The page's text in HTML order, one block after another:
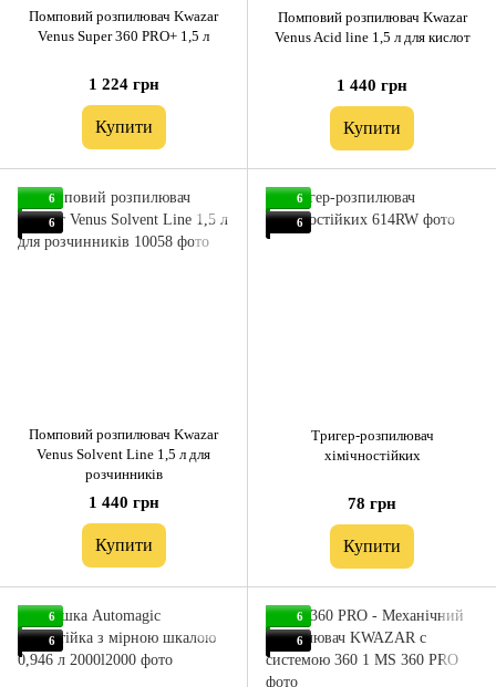
Помповий розпилювач Kwazar
Venus Super 360 PRO+ 1,5 л
1 224 грн
Купити
Помповий розпилювач Kwazar
Venus Acid line 1,5 л для кислот
1 440 грн
Купити
6
6
Помповий розпилювач Kwazar
Venus Solvent Line 1,5 л для
розчинників
1 440 грн
Купити
6
6
Тригер-розпилювач
хімічностійких
78 грн
Купити
6
6
6
6